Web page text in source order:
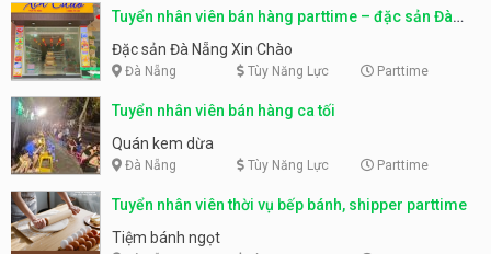
Tuyển nhân viên bán hàng parttime – đặc sản Đà
Nẵng
Đặc sản Đà Nẵng Xin Chào
Đà Nẵng Tùy Năng Lực Parttime
Tuyển nhân viên bán hàng ca tối
Quán kem dừa
Đà Nẵng Tùy Năng Lực Parttime
Tuyển nhân viên thời vụ bếp bánh, shipper parttime
Tiệm bánh ngọt